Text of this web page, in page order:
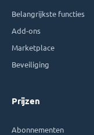
Belangrijkste functies
Add-ons
Marketplace
Beveiliging
Prijzen
Abonnementen